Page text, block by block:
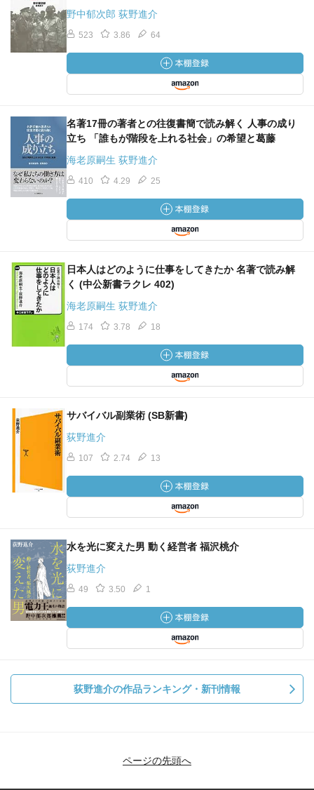
野中郁次郎 荻野進介
523 3.86 64
名著17冊の著者との往復書簡で読み解く 人事の成り
立ち 「誰もが階段を上れる社会」の希望と葛藤
海老原嗣生 荻野進介
410 4.29 25
日本人はどのように仕事をしてきたか 名著で読み解
く (中公新書ラクレ 402)
海老原嗣生 荻野進介
174 3.78 18
サバイバル副業術 (SB新書)
荻野進介
107 2.74 13
水を光に変えた男 動く経営者 福沢桃介
荻野進介
49 3.50 1
荻野進介の作品ランキング・新刊情報
ページの先頭へ